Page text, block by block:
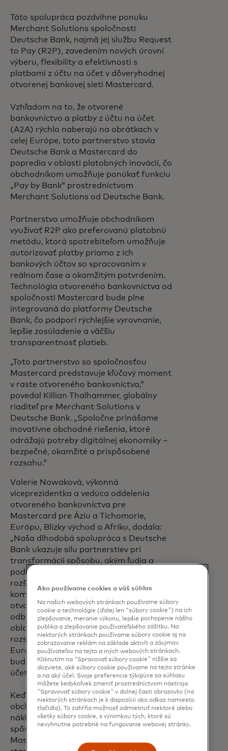
Táto spolupráca pozdvihne ponuku
Merchant Solutions spoločnosti
Deutsche Bank, najmä jej službu Request
to Pay (R2P), zavedením nových úrovní
výberu, flexibility a efektívnosti s
platbami z účtu na účet v dôveryhodnej
otvorenej bankovej sieti Mastercard.
Vzhľadom na to, že otvorené
bankovníctvo a platby z účtu na účet
(A2A) rýchlo naberajú na obrátkach v
celej Európe, toto partnerstvo stavia
Deutsche Bank a Mastercard do
popredia v oblasti platobných inovácií, čo
obchodníkom umožňuje ponúkať funkciu
„Pay by Bank“ prostredníctvom
Merchant Solutions od Deutsche Bank.
Partnerstvo umožňuje obchodníkom
využívať R2P ako preferovanú platobnú
metódu, ktorá spotrebiteľom umožňuje
autorizovať platby priamo z ich
bankových účtov so spracovaním v
reálnom čase a okamžitým potvrdením.
Technológia otvoreného bankovníctva od
spoločnosti Mastercard bude plne
integrovaná do platformy Deutsche
Bank, čo podporí rýchlejšie vyrovnanie,
lepšie zosúladenie a väčšiu
transparentnosť platieb.
„Toto partnerstvo so spoločnosťou
Mastercard predstavuje kľúčový moment
v raste otvoreného bankovníctva,“
povedal Killian Thalhammer, globálny
riaditeľ pre Merchant Solutions v
Deutsche Bank. „Spoločne prinášame
inovatívne obchodné riešenia, ktoré
odrážajú potreby digitálnej ekonomiky –
bezpečné, okamžité a prispôsobené
rozsahu.“
Valerie Nowaková, výkonná
viceprezidentka a vedúca oddelenia
otvoreného bankovníctva pre
Mastercard pre Áziu a Tichomorie,
Európu, Blízky východ a Afriku, dodala:
„Naša dlhodobá spolupráca s Deutsche
Bank ukazuje silu partnerstiev pri
transformácii spôsobu, akým ľudia a
podniky interagujú s peniazmi.“ S ďalším
rozširovaním nášho partnerstva
kombinujeme našu technológiu
otvorených bankových platieb s
odbornými znalosťami Deutsche Bank v
oblasti platobných služieb a jej
rozsiahlou obchodnou základňou v celej
Európe a spoločne formujeme
budúcnosť, v ktorej sa platby viazané na
účet stávajú novou normou.“
Keďže európski spotrebitelia a
obchodníci čoraz viac požadujú rýchlejšie,
nákladovo efektívnejšie a bezpečnejšie
spôsoby platieb, Deutsche Bank a
Mastercard prinášajú riešenia, ktoré
Ako používame cookies a váš súhlas
Na našich webových stránkach používame súbory
cookie a technológie (ďalej len "súbory cookie") na ich
zlepšovanie, meranie výkonu, lepšie pochopenie nášho
publika a zlepšovanie používateľského zážitku. Na
niektorých stránkach používame súbory cookie aj na
zobrazovanie reklám na základe aktivít a záujmov
používateľov na tejto a iných webových stránkach.
Kliknutím na "Spravovať súbory cookie" nižšie sa
dozviete, aké súbory cookie používame na tejto stránke
a na aký účel. Svoje preferencie týkajúce sa súhlasu
môžete kedykoľvek zmeniť prostredníctvom nástroja
"Spravovať súbory cookie" v dolnej časti obrazovky (na
niektorých stránkach je k dispozícii ako odkaz namiesto
tlačidla). To zahŕňa možnosť odmietnuť niektoré alebo
všetky súbory cookie, s výnimkou tých, ktoré sú
nevyhnutne potrebné na fungovanie webovej stránky.